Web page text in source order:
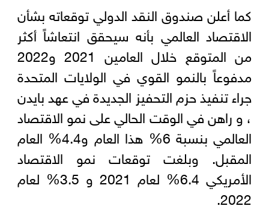
كما أعلن صندوق النقد الدولي توقعاته بشأن
الاقتصاد العالمي بأنه سيحقق انتعاشاً أكثر
من المتوقع خلال العامين 2021 و2022
مدفوعاً بالنمو القوي في الولايات المتحدة
جراء تنفيذ حزم التحفيز الجديدة في عهد بايدن
، و راهن في الوقت الحالي على نمو الاقتصاد
العالمي بنسبة 6% هذا العام و4.4% العام
المقبل. وبلغت توقعات نمو الاقتصاد
الأمريكي 6.4% لعام 2021 و 3.5% لعام
2022.